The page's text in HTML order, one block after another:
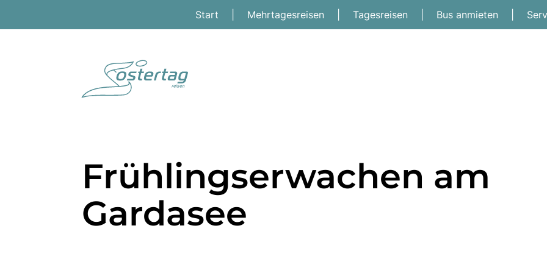
Start Mehrtagesreisen Tagesreisen Bus anmieten
Frühlingserwachen am
Gardasee